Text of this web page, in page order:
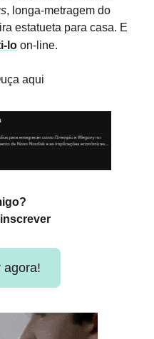
, longa-metragem do
estatueta para casa. E
lo on-line.
aqui
agora!